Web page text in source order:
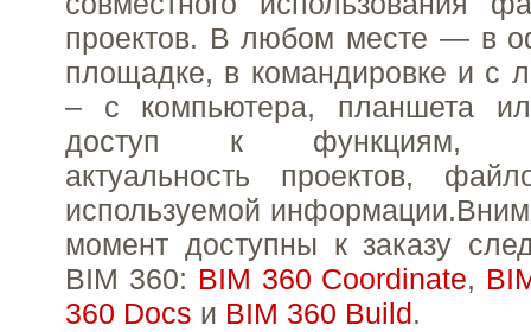
проектов. В любом месте — в
площадке, в командировке и с
– с компьютера, планшета
доступ к функциям,
актуальность проектов,
используемой
момент доступны к заказу
BIM 360: BIM 360 Coordinate,
360 Docs и BIM 360 Build.